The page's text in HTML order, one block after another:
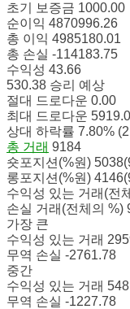
초기 보증금 1000.00
순이익 4870996.26
총 이익 4985180.01
총 손실 -114183.75
수익성 43.66
530.38 승리 예상
절대 드로다운 0.00
최대 드로다운
상대 하락률 7.80%
총 거래 9184
숏포지션(%원)
롱포지션(%원)
수익성 있는 거래(전
손실 거래(전체의 %)
가장 큰
수익성 있는 거래
무역 손실 -2761.78
중간
수익성 있는 거래
무역 손실 -1227.78